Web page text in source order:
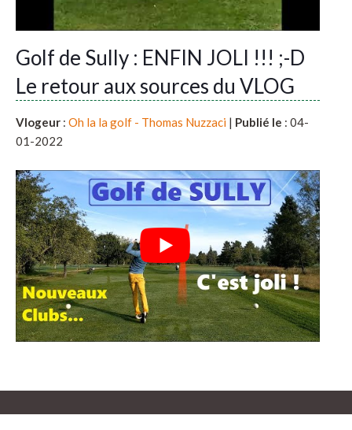
Golf de Sully : ENFIN JOLI !!! ;-D
Le retour aux sources du VLOG
Vlogeur : Oh la la golf - Thomas Nuzzaci | Publié le : 04-
01-2022